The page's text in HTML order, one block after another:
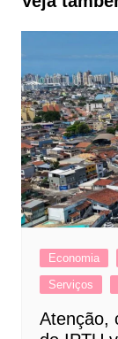
Economia
Serviços
Atenção,